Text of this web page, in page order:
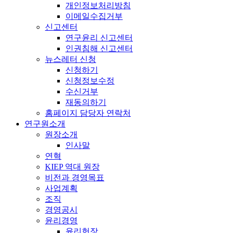
개인정보처리방침
이메일수집거부
신고센터
연구윤리 신고센터
인권침해 신고센터
뉴스레터 신청
신청하기
신청정보수정
수신거부
재동의하기
홈페이지 담당자 연락처
연구원소개
원장소개
인사말
연혁
KIEP 역대 원장
비전과 경영목표
사업계획
조직
경영공시
윤리경영
윤리헌장